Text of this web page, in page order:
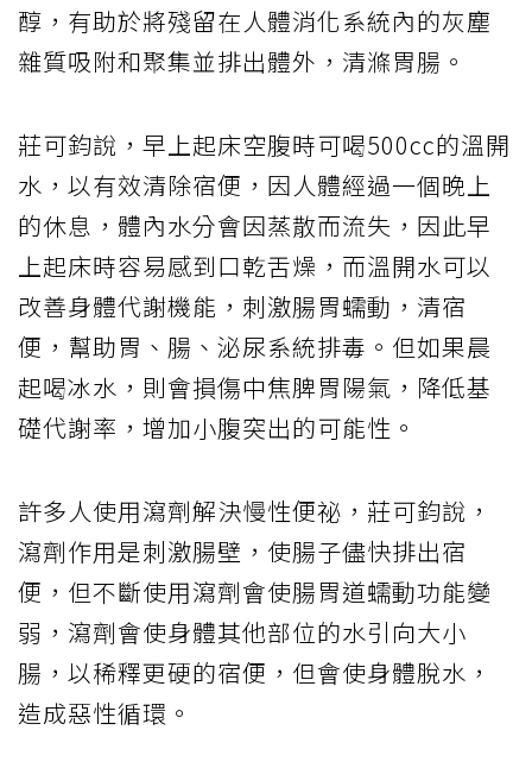
醇，有助於將殘留在人體消化系統內的灰塵
雜質吸附和聚集並排出體外，清滌胃腸。
莊可鈞說，早上起床空腹時可喝500cc的溫開
水，以有效清除宿便，因人體經過一個晚上
的休息，體內水分會因蒸散而流失，因此早
上起床時容易感到口乾舌燥，而溫開水可以
改善身體代謝機能，刺激腸胃蠕動，清宿
便，幫助胃、腸、泌尿系統排毒。但如果晨
起喝冰水，則會損傷中焦脾胃陽氣，降低基
礎代謝率，增加小腹突出的可能性。
許多人使用瀉劑解決慢性便祕，莊可鈞說，
瀉劑作用是刺激腸壁，使腸子儘快排出宿
便，但不斷使用瀉劑會使腸胃道蠕動功能變
弱，瀉劑會使身體其他部位的水引向大小
腸，以稀釋更硬的宿便，但會使身體脫水，
造成惡性循環。